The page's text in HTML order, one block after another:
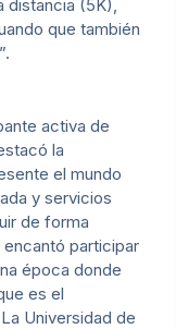
distancia (5K),
que también
activa de
la
el mundo
y servicios
de forma
participar
época donde
es el
Universidad de